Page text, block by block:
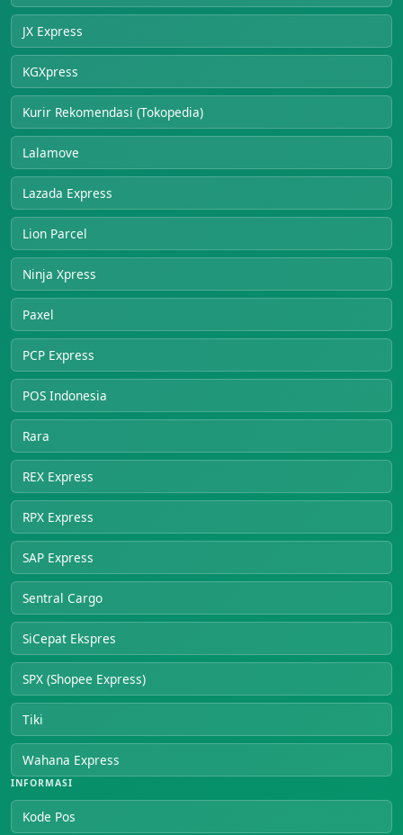
JX Express
KGXpress
Kurir Rekomendasi (Tokopedia)
Lalamove
Lazada Express
Lion Parcel
Ninja Xpress
Paxel
PCP Express
POS Indonesia
Rara
REX Express
RPX Express
SAP Express
Sentral Cargo
SiCepat Ekspres
SPX (Shopee Express)
Tiki
Wahana Express
INFORMASI
Kode Pos